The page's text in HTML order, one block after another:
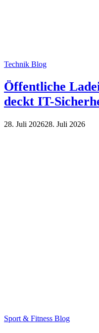
Technik Blog
Öffentliche
deckt IT-
28. Juli 202628. Juli 2026
Sport & Fitness Blog